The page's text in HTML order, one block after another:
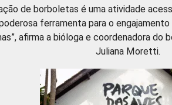
de borboletas é uma atividade
ferramenta para o
afirma a bióloga e coordenadora do
Juliana Moretti.